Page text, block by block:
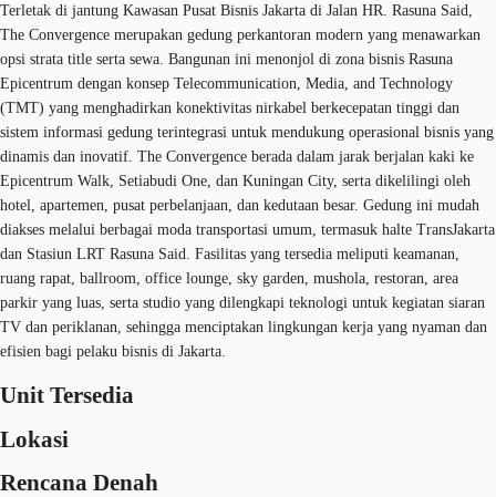
Terletak di jantung Kawasan Pusat Bisnis Jakarta di Jalan HR. Rasuna Said,
The Convergence merupakan gedung perkantoran modern yang menawarkan
opsi strata title serta sewa. Bangunan ini menonjol di zona bisnis Rasuna
Epicentrum dengan konsep Telecommunication, Media, and Technology
(TMT) yang menghadirkan konektivitas nirkabel berkecepatan tinggi dan
sistem informasi gedung terintegrasi untuk mendukung operasional bisnis yang
dinamis dan inovatif. The Convergence berada dalam jarak berjalan kaki ke
Epicentrum Walk, Setiabudi One, dan Kuningan City, serta dikelilingi oleh
hotel, apartemen, pusat perbelanjaan, dan kedutaan besar. Gedung ini mudah
diakses melalui berbagai moda transportasi umum, termasuk halte TransJakarta
dan Stasiun LRT Rasuna Said. Fasilitas yang tersedia meliputi keamanan,
ruang rapat, ballroom, office lounge, sky garden, mushola, restoran, area
parkir yang luas, serta studio yang dilengkapi teknologi untuk kegiatan siaran
TV dan periklanan, sehingga menciptakan lingkungan kerja yang nyaman dan
efisien bagi pelaku bisnis di Jakarta.
Unit Tersedia
Lokasi
Rencana Denah